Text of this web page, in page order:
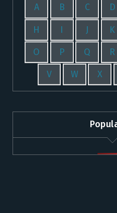
A B C D
H I J K
O P Q R
V W X